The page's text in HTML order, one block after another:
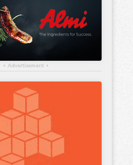
▴ Advertisement ▴